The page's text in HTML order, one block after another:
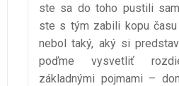
ste sa do toho pustili
ste s tým zabili kopu
nebol taký, aký si
poďme vysvetliť
základnými pojmami –